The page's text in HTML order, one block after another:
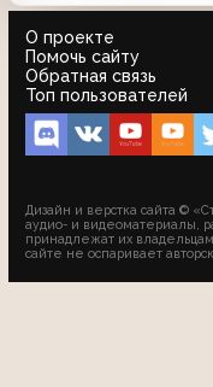
О проекте
Помочь сайту
Обратная связь
Топ пользователей
Дизайн и верстка сайта ©
аудио- и видеоматериалы,
принадлежат их
сайте не оспаривает